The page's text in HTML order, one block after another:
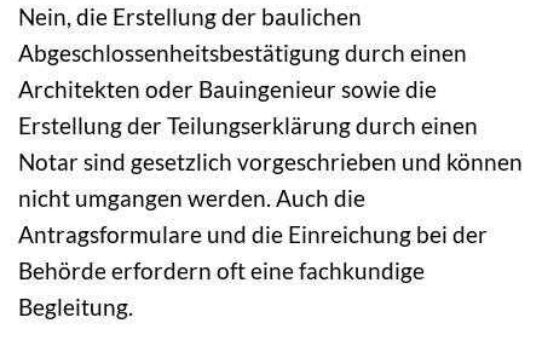
Nein, die Erstellung der baulichen
Abgeschlossenheitsbestätigung durch einen
Architekten oder Bauingenieur sowie die
Erstellung der Teilungserklärung durch einen
Notar sind gesetzlich vorgeschrieben und können
nicht umgangen werden. Auch die
Antragsformulare und die Einreichung bei der
Behörde erfordern oft eine fachkundige
Begleitung.